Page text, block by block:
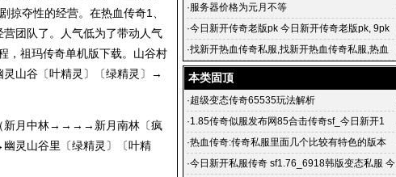
掠夺性的经营。在热血传奇1、
团队了。人气低为了带动人气
，祖玛传奇单机版下载。山谷村
谷〔叶精灵〕〔绿精灵〕→
（新月中林→→→→新月南林〔疯
山谷里〔绿精灵〕〔叶精
血传奇私服 .76精
·服务器价格为元月不等
·今日新开传奇老版pk 今日新开传奇老版pk, 9pk
传奇官网版游戏玩法有趣
·找新开热血传奇私服,找新开热血传奇私服,热血
传奇在国内正式上线
本类固顶
·超级变态传奇65535玩法解析
·1.85传奇似服发布网85合击传奇sf_今日新开1
·热血传奇:传奇私服里面几个比较有特色的版本
·今日新开私服传奇 sf1.76_6918韩版变态私服 今